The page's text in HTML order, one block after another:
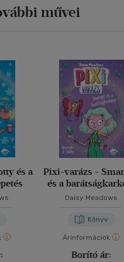
művei
és a
Pixi-varázs -
és a
Daisy Meadows
Könyv
Árinformációk
Borító ár: